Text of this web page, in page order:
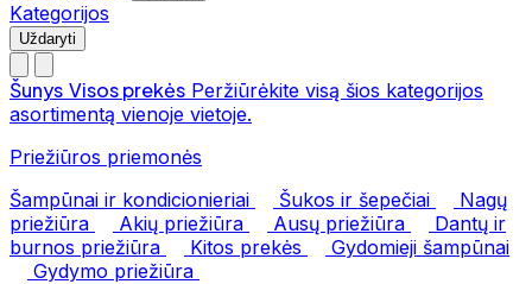
Kategorijos
Uždaryti
Šunys Visos prekės Peržiūrėkite visą šios kategorijos
asortimentą vienoje vietoje.
Priežiūros priemonės
Šampūnai ir kondicionieriai
Šukos ir šepečiai
Nagų
priežiūra
Akių priežiūra Ausų priežiūra
Dantų ir
burnos priežiūra
Kitos prekės
Gydomieji šampūnai
Gydymo priežiūra